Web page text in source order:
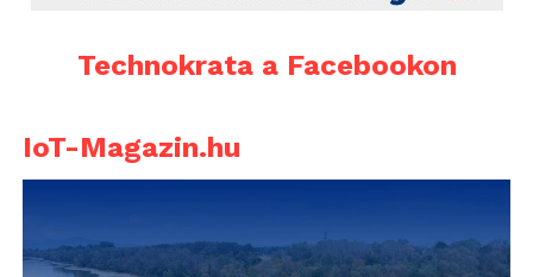
Technokrata a Facebookon
IoT-Magazin.hu